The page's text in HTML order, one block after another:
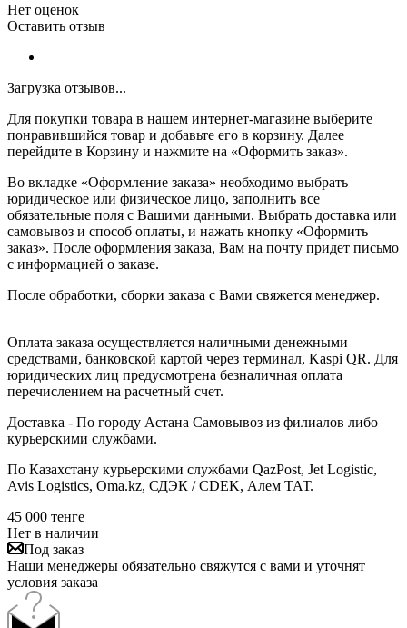
Нет оценок
Оставить отзыв
Загрузка отзывов...
Для покупки товара в нашем интернет-магазине выберите
понравившийся товар и добавьте его в корзину. Далее
перейдите в Корзину и нажмите на «Оформить заказ».
Во вкладке «Оформление заказа» необходимо выбрать
юридическое или физическое лицо, заполнить все
обязательные поля с Вашими данными. Выбрать доставка или
самовывоз и способ оплаты, и нажать кнопку «Оформить
заказ». После оформления заказа, Вам на почту придет письмо
с информацией о заказе.
После обработки, сборки заказа с Вами свяжется менеджер.
Оплата заказа осуществляется наличными денежными
средствами, банковской картой через терминал, Kaspi QR. Для
юридических лиц предусмотрена безналичная оплата
перечислением на расчетный счет.
Доставка - По городу Астана Самовывоз из филиалов либо
курьерскими службами.
По Казахстану курьерскими службами QazPost, Jet Logistic,
Avis Logistics, Oma.kz, СДЭК / CDEK, Алем ТАТ.
45 000 тенге
Нет в наличии
Под заказ
Наши менеджеры обязательно свяжутся с вами и уточнят
условия заказа